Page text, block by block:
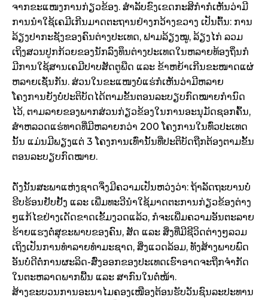
ຈາກຂະແໜງການກ່ຽວຂ້ອງ. ສໍາລັບຂົງເຂດກະສິກໍາກໍເຫັນວ່າມີ
ການນໍາໃຊ້ເຄມີເກີນມາດຕະຖານຢ່າງກວ້າງຂວາງ ເປັນຕົ້ນ: ການ
ລ້ຽງປາກະຊັງຂອງຄົນຕ່າງປະເທດ, ຟາມລ້ຽງໝູ, ລ້ຽງໄກ່ ລວມ
ເຖິງສວນປູກກ້ວຍຂອງນັກລົງທຶນຕ່າງປະເທດໃນຫລາຍທ້ອງຖິ່ນກໍ
ມີການໃຊ້ສານເຄມີປາບສັດຕູພືດ ແລະ ຂ້າຫຍ້າເກີນຂະໜາດແຜ່
ຫລາຍເຊັ່ນກັນ. ສ່ວນໃນຂະແໜງບໍ່ແຮ່ກໍເຫັນວ່າມີຫລາຍ
ໂຄງການຍັງບໍ່ປະຕິບັດໄດ້ຕາມຂັ້ນຕອນລະບຽບກົດໝາຍກໍານົດ
ໄວ້, ຕາມລາຍຂອງພາກສ່ວນກ່ຽວຂ້ອງໃນການອະນຸມັດຊອກຄົ້ນ,
ສໍາຫລວດແຮ່ທາດທີ່ມີຫລາຍກວ່າ 200 ໂຄງການໃນທົ່ວປະເທດ
ນັ້ນ ແມ່ນມີພຽງແຕ່ 3 ໂຄງການເທົ່ານັ້ນທີ່ປະຕິບັດຖືກຕ້ອງຕາມຂັ້ນ
ຕອນລະບຽບກົດໝາຍ.
ດັ່ງນັ້ນສະພາແຫ່ງຊາດຈຶ່ງມີຄວາມເປັນຫວ່ງວ່າ: ຖ້າລັດຖະບານບໍ່
ຮີບຮ້ອນຢັບຢັ້ງ ແລະ ເພີ່ມທະວີນໍາໃຊ້ມາດຕະການກ່ຽວຂ້ອງຕ່າງ
ໆແກ້ໄຂຢ່າງເດັດຂາດເຂັ້ມງວດແລ້ວ, ກໍຈະເພີ່ມຄວາມອັນຕະລາຍ
ຮ້າຍແຮງຕໍ່ສຸຂະພາບຂອງຄົນ, ສັດ ແລະ ສິ່ງທີ່ມີຊີວິດຕ່າງໆລວມ
ເຖິງເປັນການທໍາລາຍທໍາມະຊາດ, ສິ່ງແວດລ້ອມ, ທັງສ້າງພາບພົດ
ອັນບໍ່ດີຕໍ່ການຜະລິດ-ສົ່ງອອກຂອງປະເທດເຮົາອາດຈະຖືກຈໍາກັດ
ໃນຕະຫລາດພາກພື້ນ ແລະ ສາກົນໃນຕໍ່ໜ້າ.
ສ້າງຂະບວນການອະນາໄມຄອງເໜືອງຕ້ອນຮັບວັນຊົນລະປະທານ